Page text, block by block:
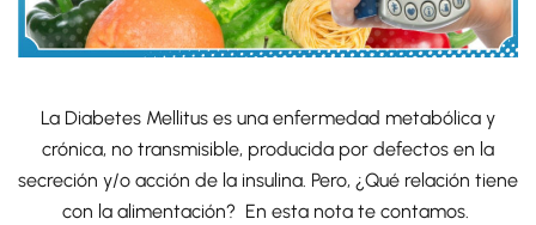
La Diabetes Mellitus es una enfermedad metabólica y
crónica, no transmisible, producida por defectos en la
secreción y/o acción de la insulina. Pero, ¿Qué relación tiene
con la alimentación? En esta nota te contamos.